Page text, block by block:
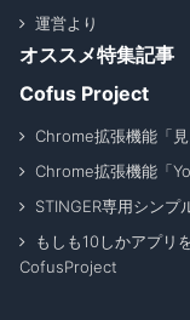
運営より
オススメ特集記事
Cofus Project
Chrome拡張機能「
Chrome拡張機能「
STINGER専用シンプ
もしも10しかアプリ
CofusProject